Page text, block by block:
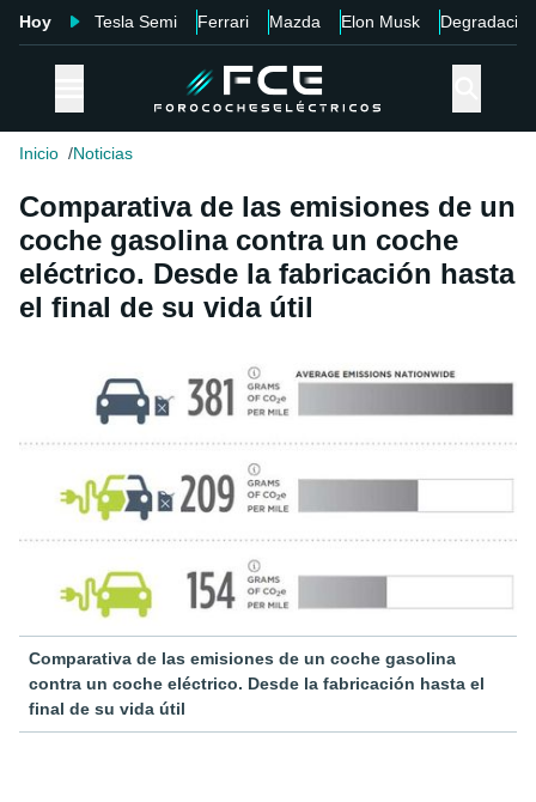
Hoy Tesla Semi Ferrari Mazda Elon Musk Degradación
Inicio Noticias
Comparativa de las emisiones de un
coche gasolina contra un coche
eléctrico. Desde la fabricación hasta
el final de su vida útil
Comparativa de las emisiones de un coche gasolina
contra un coche eléctrico. Desde la fabricación hasta el
final de su vida útil